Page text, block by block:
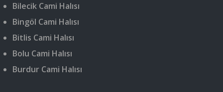
Bilecik Cami Halısı
Bingöl Cami Halısı
Bitlis Cami Halısı
Bolu Cami Halısı
Burdur Cami Halısı